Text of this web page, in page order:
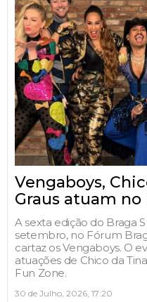
Vengaboys,
Graus atuam no
A sexta edição do Braga
setembro, no Fórum
cartaz os Vengaboys. O
atuações de Chico da
Fun Zone.
30 de Julho, 2026, 17:20